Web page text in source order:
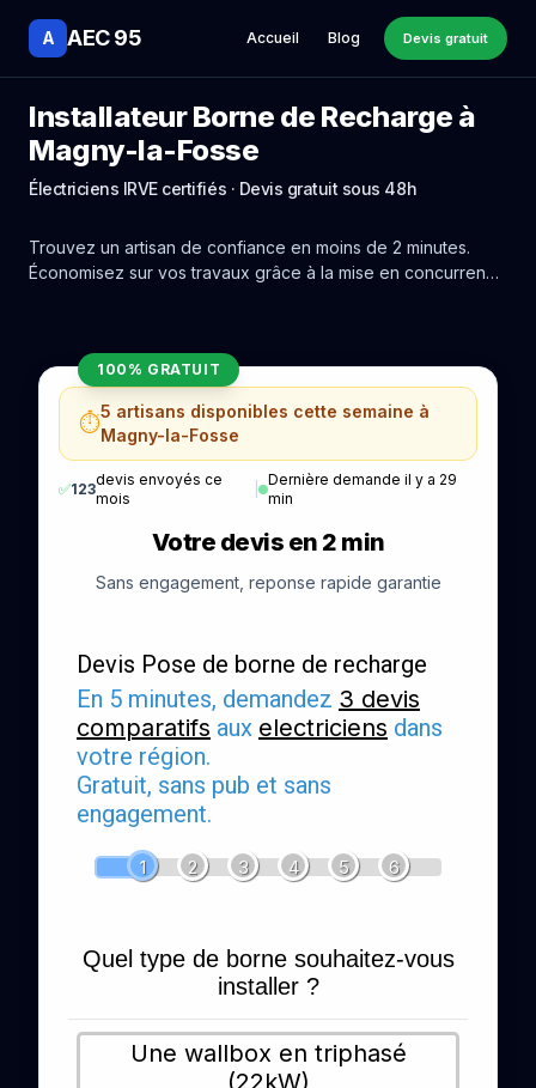
A AEC 95 Accueil Blog Devis gratuit
Installateur Borne de Recharge à
Magny-la-Fosse
Électriciens IRVE certifiés · Devis gratuit sous 48h
Trouvez un artisan de confiance en moins de 2 minutes.
Économisez sur vos travaux grâce à la mise en concurrence
100% GRATUIT
⏱️5 artisans disponibles cette semaine à
Magny-la-Fosse
✅123
devis envoyés ce
mois
Dernière demande il y a 29
min
Votre devis en 2 min
Sans engagement, reponse rapide garantie
Devis Pose de borne de recharge
En 5 minutes, demandez 3 devis
comparatifs aux electriciens dans
votre région.
Gratuit, sans pub et sans
engagement.
1 2 3 4 5 6
Quel type de borne souhaitez-vous
installer ?
Une wallbox en triphasé
(22kW)